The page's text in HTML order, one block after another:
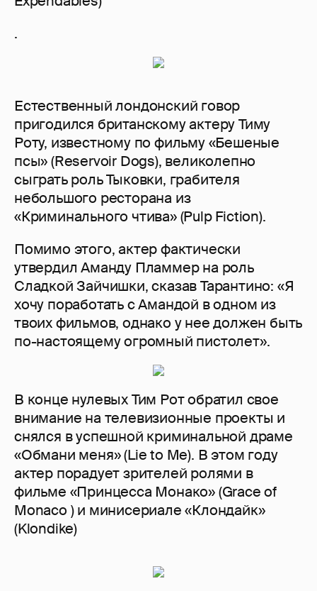
.
Естественный лондонский говор
пригодился британскому актеру Тиму
Роту, известному по фильму «Бешеные
псы» (Reservoir Dogs), великолепно
сыграть роль Тыковки, грабителя
небольшого ресторана из
«Криминального чтива» (Pulp Fiction).
Помимо этого, актер фактически
утвердил Аманду Пламмер на роль
Сладкой Зайчишки, сказав Тарантино: «Я
хочу поработать с Амандой в одном из
твоих фильмов, однако у нее должен быть
по-настоящему огромный пистолет».
В конце нулевых Тим Рот обратил свое
внимание на телевизионные проекты и
снялся в успешной криминальной драме
«Обмани меня» (Lie to Me). В этом году
актер порадует зрителей ролями в
фильме «Принцесса Монако» (Grace of
Monaco ) и минисериале «Клондайк»
(Klondike)